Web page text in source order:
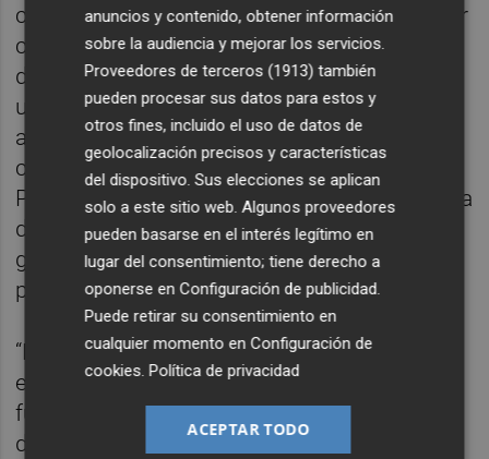
cuentas fuera el menor posible y trabajar por
cambios legislativos y moratorias que nos
dieran alivio y vías de solución a esta crisis
urbanística”, detalla el alcalde. A estas
acciones, además, se suma una política de
cirugía urbanística y la modificación del
PGOU, en trámite, para dar salida al problema
de los aprovechamientos provocado “por la
gestión nefasta sobre el territorio practicada
por el PP durante años”.
“Durante estos 10 años, hemos gestionado
el pasado, pero también el presente y el
futuro de la ciudad”, puntualiza el alcalde. El
desbloqueo y viabilidad de infraestructuras
anuncios y contenido, obtener información
sobre la audiencia y mejorar los servicios.
Proveedores de terceros (1913) también
pueden procesar sus datos para estos y
otros fines, incluido el uso de datos de
geolocalización precisos y características
del dispositivo. Sus elecciones se aplican
solo a este sitio web. Algunos proveedores
pueden basarse en el interés legítimo en
lugar del consentimiento; tiene derecho a
oponerse enConfiguración de publicidad.
Puede retirar su consentimiento en
cualquier momento enConfiguración de
cookies.Política de privacidad
ACEPTAR TODO